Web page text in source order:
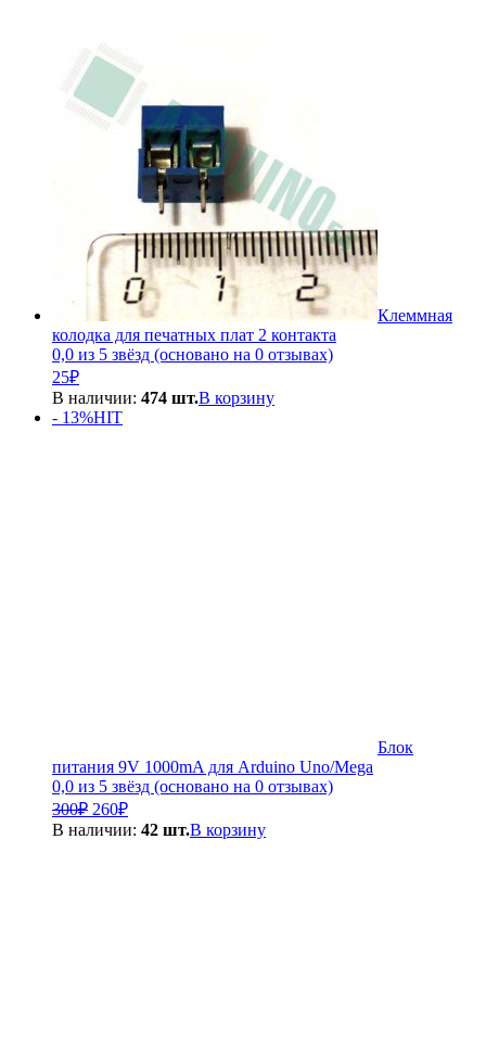
Клеммная
колодка для печатных плат 2 контакта
0,0 из 5 звёзд (основано на 0 отзывах)
25₽
В наличии: 474 шт.В корзину
- 13%HIT
Блок
питания 9V 1000mA для Arduino Uno/Mega
0,0 из 5 звёзд (основано на 0 отзывах)
300₽ Первоначальная
цена
260₽Текущая
цена:
В наличии: 42 шт.В корзину